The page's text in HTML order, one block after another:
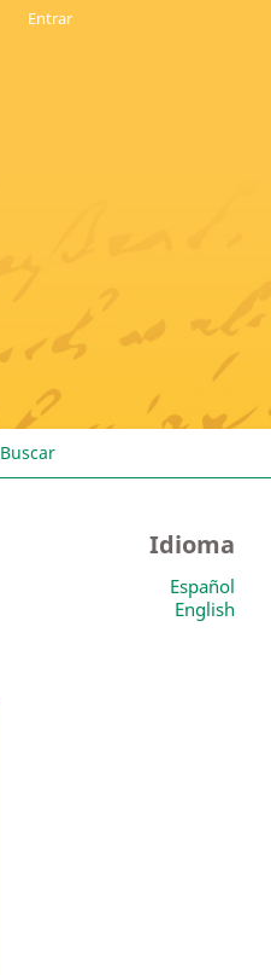
Buscar
Entrar
Idioma
Español
English